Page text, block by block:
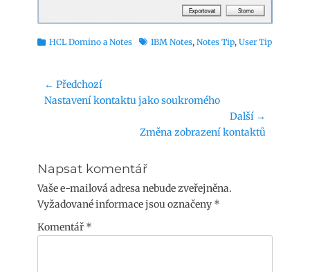
Rubriky
HCL Domino a Notes ŠtítkyIBM Notes, Notes Tip, User Tip
Navigace
pro
← Předchozí
Předchozí
Nastavení kontaktu jako soukromého
Další →
Změna zobrazení kontaktů
Napsat komentář
Vaše e-mailová adresa nebude zveřejněna.
Vyžadované informace jsou označeny *
Komentář *